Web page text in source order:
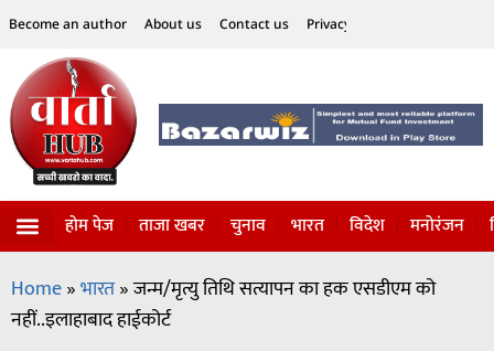
Become an author About us Contact us Privacy Policy
होम पेज ताजा खबर चुनाव भारत विदेश मनोरंजन
Home»भारत»जन्म/मृत्यु तिथि सत्यापन का हक एसडीएम को
नहीं..इलाहाबाद हाईकोर्ट